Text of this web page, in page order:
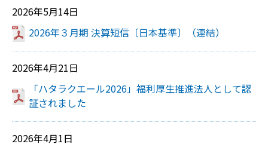
2026年5月14日
2026年３月期 決算短信〔日本基準〕（連結）
2026年4月21日
「ハタラクエール2026」福利厚生推進法人として認
証されました
2026年4月1日